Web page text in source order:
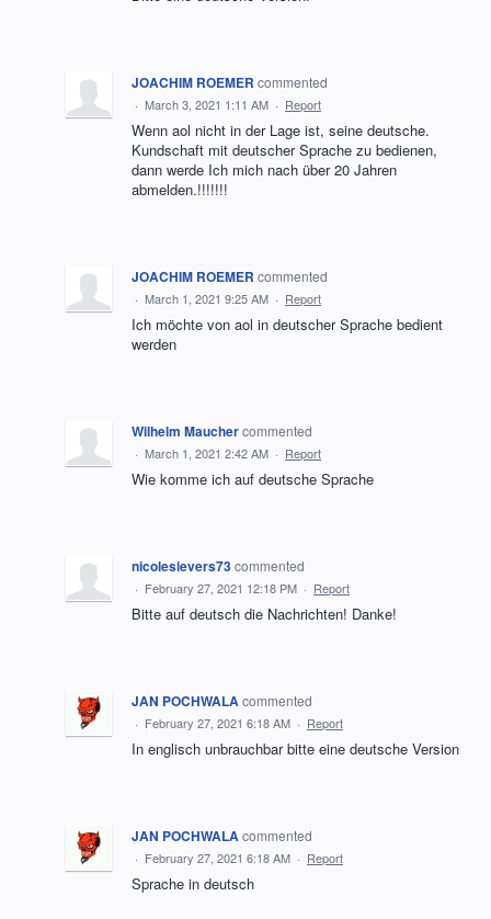
JOACHIM ROEMER commented
· March 3, 2021 1:11 AM · Report
Wenn aol nicht in der Lage ist, seine deutsche.
Kundschaft mit deutscher Sprache zu bedienen,
dann werde Ich mich nach über 20 Jahren
abmelden.!!!!!!!
JOACHIM ROEMER commented
· March 1, 2021 9:25 AM · Report
Ich möchte von aol in deutscher Sprache bedient
werden
Wilhelm Mauchercommented
· March 1, 2021 2:42 AM · Report
Wie komme ich auf deutsche Sprache
nicolesievers73commented
· February 27, 2021 12:18 PM · Report
Bitte auf deutsch die Nachrichten! Danke!
JAN POCHWALAcommented
· February 27, 2021 6:18 AM · Report
In englisch unbrauchbar bitte eine deutsche Version
JAN POCHWALAcommented
· February 27, 2021 6:18 AM · Report
Sprache in deutsch